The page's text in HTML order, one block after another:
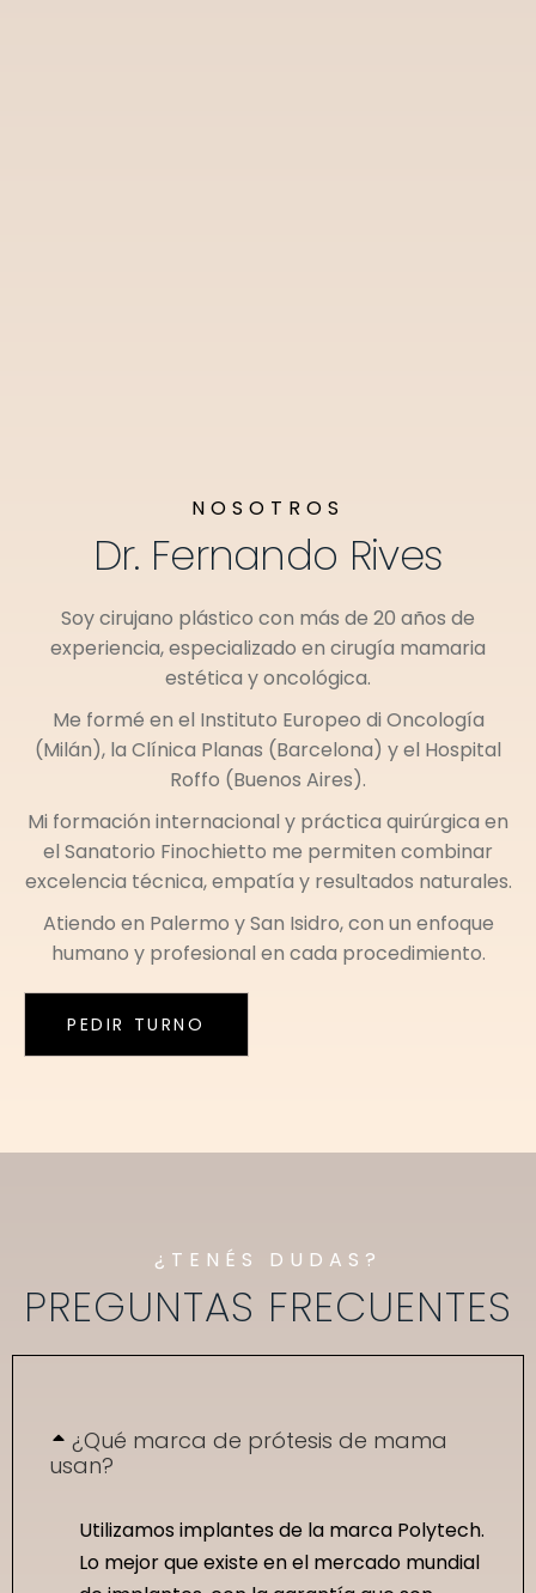
NOSOTROS
Dr. Fernando Rives
Soy cirujano plástico con más de 20 años de
experiencia, especializado en cirugía mamaria
estética y oncológica.
Me formé en el Instituto Europeo di Oncología
(Milán), la Clínica Planas (Barcelona) y el Hospital
Roffo (Buenos Aires).
Mi formación internacional y práctica quirúrgica en
el Sanatorio Finochietto me permiten combinar
excelencia técnica, empatía y resultados naturales.
Atiendo en Palermo ySan Isidro, con un enfoque
humano y profesional en cada procedimiento.
PEDIR TURNO
¿TENÉS DUDAS?
PREGUNTAS FRECUENTES
¿Qué marca de prótesis de mama
usan?
Utilizamos implantes de la marca Polytech.
Lo mejor que existe en el mercado mundial